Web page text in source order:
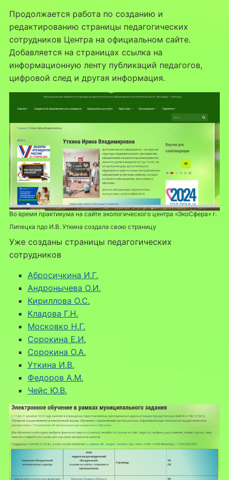
Продолжается работа по созданию и
редактированию страницы педагогических
сотрудников Центра на официальном сайте.
Добавляется на страницах ссылка на
информационную ленту публикаций педагогов,
цифровой след и другая информация.
Во время практикума на сайте экологического центра «ЭкоСфера» г.
Липецка пдо И.В. Уткина создала свою страницу
Уже созданы страницы педагогических
сотрудников
Абросичкина И.Г.
Андронычева О.И.
Кириллова О.С.
Кладова Г.Н.
Московко Н.Г.
Сорокина Е.И.
Сорокина О.А.
Уткина И.В.
Федоров А.М.
Чейс Ю.В.